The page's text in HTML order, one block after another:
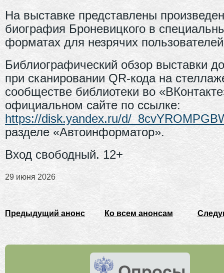
На выставке представлены
биография Броневицкого в
форматах для незрячих
Библиографический обзор выставки
при сканировании QR-кода на
сообществе библиотеки во
официальном сайте по ссылке:
https://disk.yandex.ru/d/
разделе «Автоинформатор».
Вход свободный. 12+
29 июня 2026
Предыдущий анонс Ко всем анонсам